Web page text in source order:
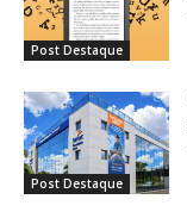
Post Destaque
Post Destaque